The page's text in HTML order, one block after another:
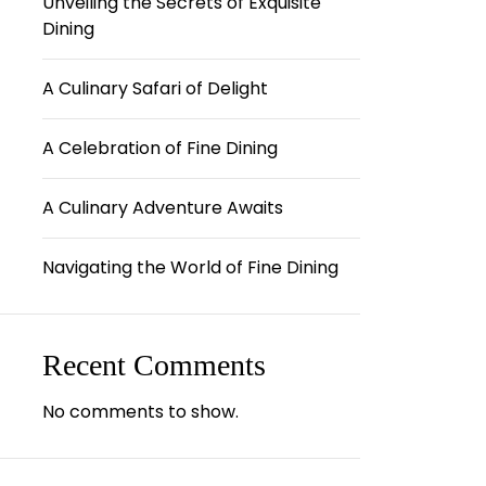
Dining
A Culinary Safari of Delight
A Celebration of Fine Dining
A Culinary Adventure Awaits
Navigating the World of Fine Dining
Recent Comments
No comments to show.